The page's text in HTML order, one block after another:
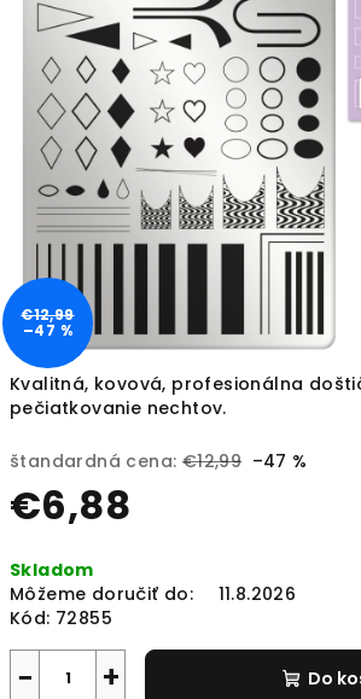
Kvalitná, kovová, profesionálna
pečiatkovanie nechtov.
štandardná cena: €12,99 –47 %
€6,88
cena:
Skladom
Môžeme doručiť do:
11.8.2026
Kód: 72855
+
− Do
€12,99
–47 %